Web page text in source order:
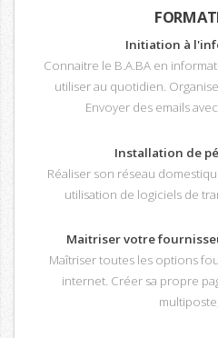
Initiation à
Connaitre le B.A.BA en
utiliser au quotidien.
Envoyer des emails
Installation de
Réaliser son réseau
utilisation de logiciels de
Maitriser votre
Maîtriser toutes les options
internet. Créer sa propre